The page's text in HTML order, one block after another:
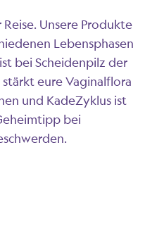
Unsere Produkte
Lebensphasen
bei Scheidenpilz der
eure Vaginalflora
und KadeZyklus ist
bei